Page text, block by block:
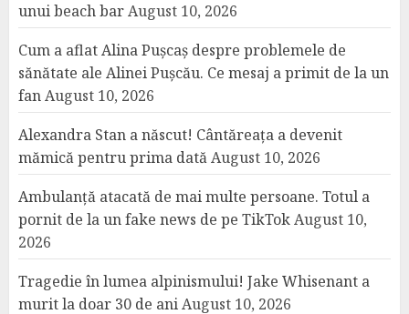
unui beach barAugust 10, 2026
Cum a aflat Alina Pușcaș despre problemele de
sănătate ale Alinei Pușcău. Ce mesaj a primit de la un
fanAugust 10, 2026
Alexandra Stan a născut! Cântăreața a devenit
mămică pentru prima datăAugust 10, 2026
Ambulanță atacată de mai multe persoane. Totul a
pornit de la un fake news de pe TikTokAugust 10,
2026
Tragedie în lumea alpinismului! Jake Whisenant a
murit la doar 30 de aniAugust 10, 2026